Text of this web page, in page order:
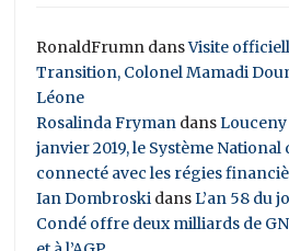
RonaldFrumn dansVisite
Transition, Colonel Mamadi
Léone
Rosalinda Fryman dansLouceny
janvier 2019, le Système National
connecté avec les régies
Ian Dombroski dansL’an 58 du
Condé offre deux milliards de